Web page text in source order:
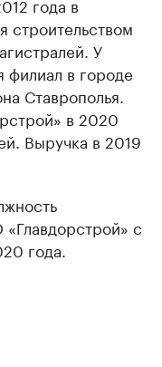
строительством
У
в городе
Ставрополья.
в 2020
Выручка в 2019
с
года.